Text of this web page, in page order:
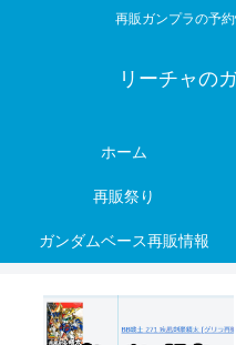
再販ガンプラの予
リーチャの
ホーム
再販祭り
ガンダムベース再販情報